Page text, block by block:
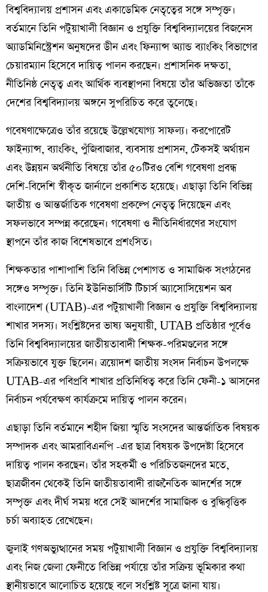
বিশ্ববিদ্যালয় প্রশাসন এবং একাডেমিক নেতৃত্বের সঙ্গে সম্পৃক্ত।
বর্তমানে তিনি পটুয়াখালী বিজ্ঞান ও প্রযুক্তি বিশ্ববিদ্যালয়ের বিজনেস
অ্যাডমিনিস্ট্রেশন অনুষদের ডীন এবং ফিন্যান্স অ্যান্ড ব্যাংকিং বিভাগের
চেয়ারম্যান হিসেবে দায়িত্ব পালন করছেন। প্রশাসনিক দক্ষতা,
নীতিনিষ্ঠ নেতৃত্ব এবং আর্থিক ব্যবস্থাপনা বিষয়ে তাঁর অভিজ্ঞতা তাঁকে
দেশের বিশ্ববিদ্যালয় অঙ্গনে সুপরিচিত করে তুলেছে।
গবেষণাক্ষেত্রেও তাঁর রয়েছে উল্লেখযোগ্য সাফল্য। করপোরেট
ফাইন্যান্স, ব্যাংকিং, পুঁজিবাজার, ব্যবসায় প্রশাসন, টেকসই অর্থায়ন
এবং উন্নয়ন অর্থনীতি বিষয়ে তাঁর ৫০টিরও বেশি গবেষণা প্রবন্ধ
দেশি-বিদেশি স্বীকৃত জার্নালে প্রকাশিত হয়েছে। এছাড়া তিনি বিভিন্ন
জাতীয় ও আন্তর্জাতিক গবেষণা প্রকল্পে নেতৃত্ব দিয়েছেন এবং
সফলভাবে সম্পন্ন করেছেন। গবেষণা ও নীতিনির্ধারণের সংযোগ
স্থাপনে তাঁর কাজ বিশেষভাবে প্রশংসিত।
শিক্ষকতার পাশাপাশি তিনি বিভিন্ন পেশাগত ও সামাজিক সংগঠনের
সঙ্গেও সম্পৃক্ত। তিনি ইউনিভার্সিটি টিচার্স অ্যাসোসিয়েশন অব
বাংলাদেশ (UTAB)-এর পটুয়াখালী বিজ্ঞান ও প্রযুক্তি বিশ্ববিদ্যালয়
শাখার সদস্য। সংশ্লিষ্টদের ভাষ্য অনুযায়ী, UTAB প্রতিষ্ঠার পূর্বেও
তিনি বিশ্ববিদ্যালয়ের জাতীয়তাবাদী শিক্ষক-পরিমণ্ডলের সঙ্গে
সক্রিয়ভাবে যুক্ত ছিলেন। ত্রয়োদশ জাতীয় সংসদ নির্বাচন উপলক্ষে
UTAB-এর পবিপ্রবি শাখার প্রতিনিধিত্ব করে তিনি ফেনী-১ আসনের
নির্বাচন পর্যবেক্ষণ কার্যক্রমে দায়িত্ব পালন করেন।
এছাড়া তিনি বর্তমানে শহীদ জিয়া স্মৃতি সংসদের আন্তর্জাতিক বিষয়ক
সম্পাদক এবং আমরাবিএনপি -এর ছাত্র বিষয়ক উপদেষ্টা হিসেবে
দায়িত্ব পালন করছেন। তাঁর সহকর্মী ও পরিচিতজনদের মতে,
ছাত্রজীবন থেকেই তিনি জাতীয়তাবাদী রাজনৈতিক আদর্শের সঙ্গে
সম্পৃক্ত এবং দীর্ঘ সময় ধরে সেই আদর্শের সামাজিক ও বুদ্ধিবৃত্তিক
চর্চা অব্যাহত রেখেছেন।
জুলাই গণঅভ্যুত্থানের সময় পটুয়াখালী বিজ্ঞান ও প্রযুক্তি বিশ্ববিদ্যালয়
এবং নিজ জেলা ফেনীতে বিভিন্ন পর্যায়ে তাঁর সক্রিয় ভূমিকার কথা
স্থানীয়ভাবে আলোচিত হয়েছে বলে সংশ্লিষ্ট সূত্রে জানা যায়।